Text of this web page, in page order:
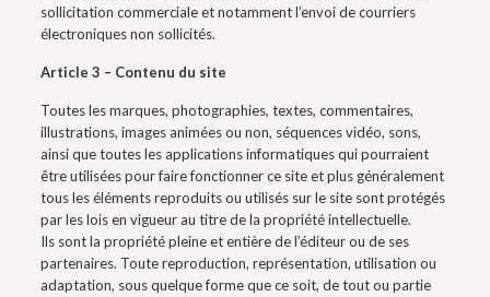
sollicitation commerciale et notamment l’envoi de courriers
électroniques non sollicités.
Article 3 – Contenu du site
Toutes les marques, photographies, textes, commentaires,
illustrations, images animées ou non, séquences vidéo, sons,
ainsi que toutes les applications informatiques qui pourraient
être utilisées pour faire fonctionner ce site et plus généralement
tous les éléments reproduits ou utilisés sur le site sont protégés
par les lois en vigueur au titre de la propriété intellectuelle.
Ils sont la propriété pleine et entière de l’éditeur ou de ses
partenaires. Toute reproduction, représentation, utilisation ou
adaptation, sous quelque forme que ce soit, de tout ou partie